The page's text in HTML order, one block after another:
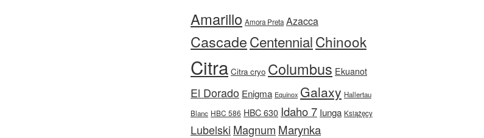
Amarillo Amora Preta Azacca
CascadeCentennialChinook
Citra Citra cryo Columbus Ekuanot
El Dorado Enigma Equinox Galaxy Hallertau
Blanc HBC 586 HBC 630 Idaho 7 Iunga Książęcy
Lubelski Magnum Marynka